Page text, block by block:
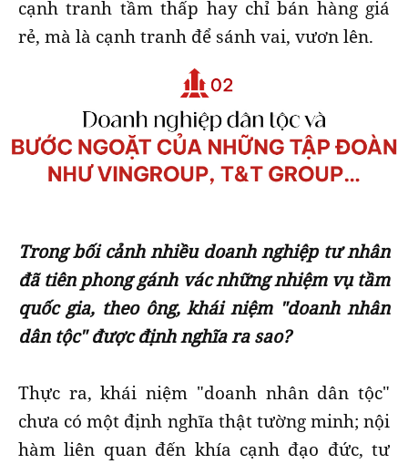
cạnh tranh tầm thấp hay chỉ bán hàng giá
rẻ, mà là cạnh tranh để sánh vai, vươn lên.
Trong bối cảnh nhiều doanh nghiệp tư nhân
đã tiên phong gánh vác những nhiệm vụ tầm
quốc gia, theo ông, khái niệm "doanh nhân
dân tộc" được định nghĩa ra sao?
Thực ra, khái niệm "doanh nhân dân tộc"
chưa có một định nghĩa thật tường minh; nội
hàm liên quan đến khía cạnh đạo đức, tư